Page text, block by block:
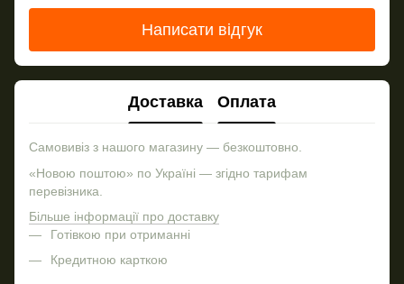
Написати відгук
Доставка Оплата
Самовивіз з нашого магазину — безкоштовно.
«Новою поштою» по Україні — згідно тарифам
перевізника.
Більше інформації про доставку
Готівкою при отриманні
Кредитною карткою